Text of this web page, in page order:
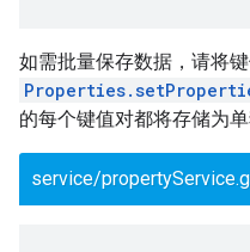
如需批量保存数据，请将
的每个键值对都将存储为单
service/